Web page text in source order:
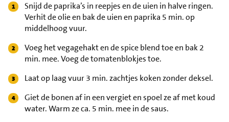
Snijd de paprika’s in reepjes en de uien in halve ringen.
Verhit de olie en bak de uien en paprika 5 min. op
middelhoog vuur.
Voeg het vegagehakt en de spice blend toe en bak 2
min. mee. Voeg de tomatenblokjes toe.
Laat op laag vuur 3 min. zachtjes koken zonder deksel.
Giet de bonen af in een vergiet en spoel ze af met koud
water. Warm ze ca. 5 min. mee in de saus.